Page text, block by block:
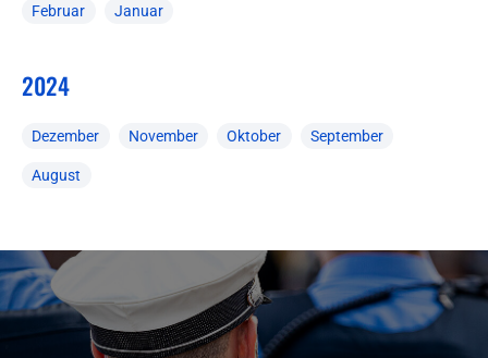
Februar Januar
2024
Dezember November Oktober September
August